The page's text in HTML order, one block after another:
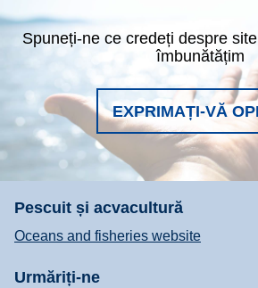
Spuneți-ne ce credeți despre
îmbunătățim
EXPRIMAȚI-VĂ
Pescuit și acvacultură
Oceans and fisheries website
Urmăriți-ne